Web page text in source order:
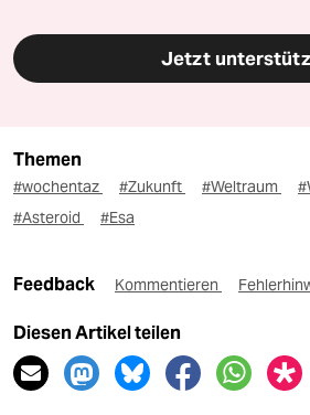
Jetzt
Themen
#wochentaz #Zukunft #Weltraum
#Asteroid
#Esa
Feedback Kommentieren
Diesen Artikel teilen